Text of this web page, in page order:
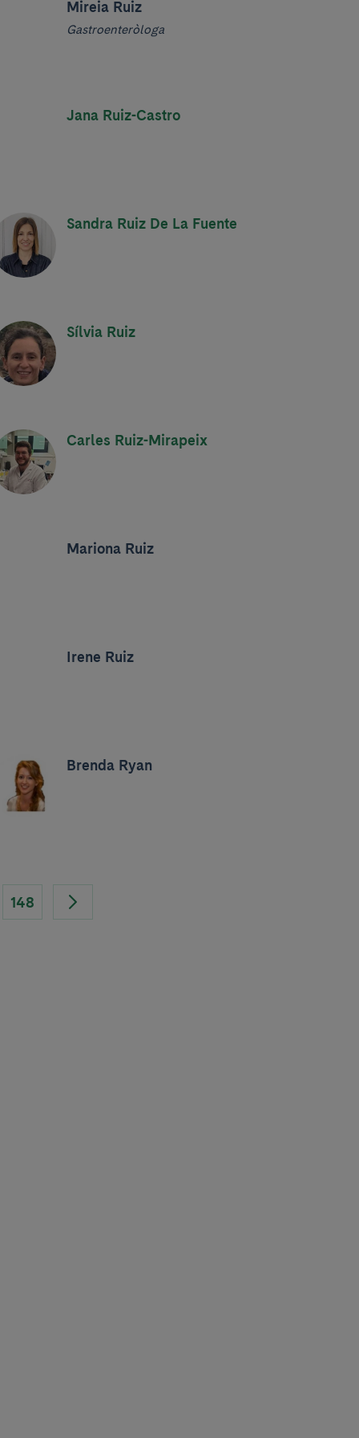
Mireia Ruiz
Gastroenteròloga
Jana Ruiz-Castro
Sandra Ruiz De La Fuente
Sílvia Ruiz
Carles Ruiz-Mirapeix
Mariona Ruiz
Irene Ruiz
Brenda Ryan
148